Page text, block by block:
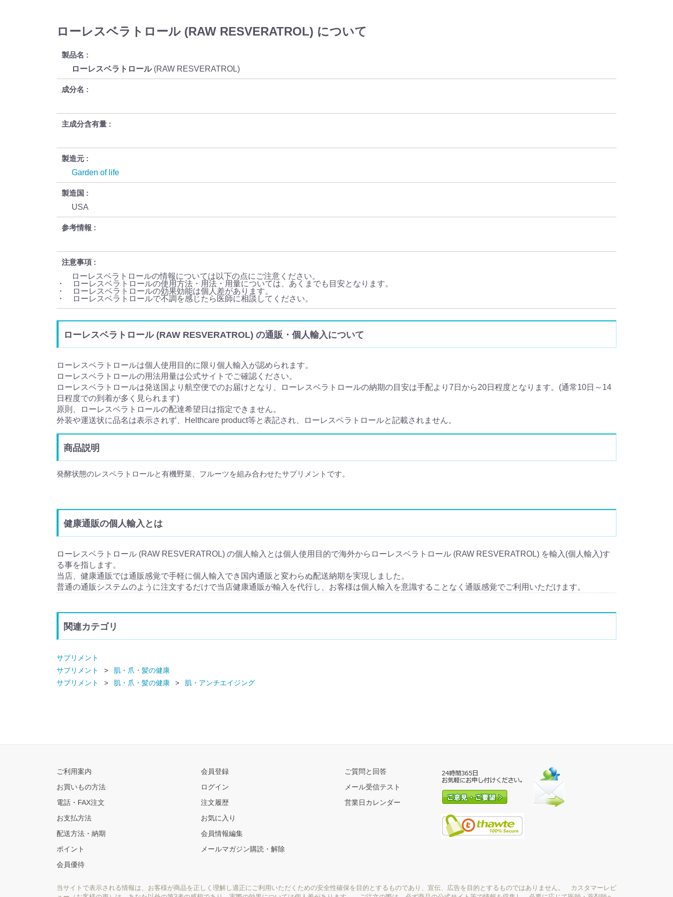
ローレスベラトロール (RAW RESVERATROL) について
製品名
ローレスベラトロール(RAW RESVERATROL)
成分名
主成分含有量
製造元
Garden of life
製造国
USA
参考情報
注意事項
ローレスベラトロールの情報については以下の点にご注意ください。
・ ローレスベラトロールの使用方法・用法・用量については、あくまでも目安となります。
・ ローレスベラトロールの効果効能は個人差があります。
・ ローレスベラトロールで不調を感じたら医師に相談してください。
ローレスベラトロール (RAW RESVERATROL) の通販・個人輸入について
ローレスベラトロールは個人使用目的に限り個人輸入が認められます。
ローレスベラトロールの用法用量は公式サイトでご確認ください。
ローレスベラトロールは発送国より航空便でのお届けとなり、ローレスベラトロールの納期の目安は手配より7日から20日程度となります。(通常10日～14
日程度での到着が多く見られます)
原則、ローレスベラトロールの配達希望日は指定できません。
外装や運送状に品名は表示されず、Helthcare product等と表記され、ローレスベラトロールと記載されません。
商品説明
発酵状態のレスベラトロールと有機野菜、フルーツを組み合わせたサプリメントです。
健康通販の個人輸入とは
ローレスベラトロール (RAW RESVERATROL) の個人輸入とは個人使用目的で海外からローレスベラトロール (RAW RESVERATROL) を輸入(個人輸入)す
る事を指します。
当店、健康通販では通販感覚で手軽に個人輸入でき国内通販と変わらぬ配送納期を実現しました。
普通の通販システムのように注文するだけで当店健康通販が輸入を代行し、お客様は個人輸入を意識することなく通販感覚でご利用いただけます。
関連カテゴリ
サプリメント
サプリメント
肌・爪・髪の健康
サプリメント
肌・爪・髪の健康 肌・アンチエイジング
ご利用案内
お買いもの方法
電話・FAX注文
お支払方法
配送方法・納期
ポイント
会員優待
会員登録
ログイン
注文履歴
お気に入り
会員情報編集
メールマガジン購読・解除
ご質問と回答
メール受信テスト
営業日カレンダー
当サイトで表示される情報は、お客様が商品を正しく理解し適正にご利用いただくための安全性確保を目的とするものであり、宣伝、広告を目的とするものではありません。 カスタマーレビ